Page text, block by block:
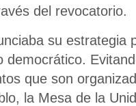
del revocatorio.
su estrategia
democrático.
que son
la Mesa de la